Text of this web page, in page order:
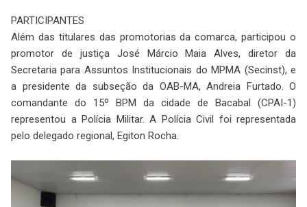
PARTICIPANTES
Além das titulares das promotorias da comarca, participou o
promotor de justiça José Márcio Maia Alves, diretor da
Secretaria para Assuntos Institucionais do MPMA (Secinst), e
a presidente da subseção da OAB-MA, Andreia Furtado. O
comandante do 15º BPM da cidade de Bacabal (CPAI-1)
representou a Polícia Militar. A Polícia Civil foi representada
pelo delegado regional, Egiton Rocha.